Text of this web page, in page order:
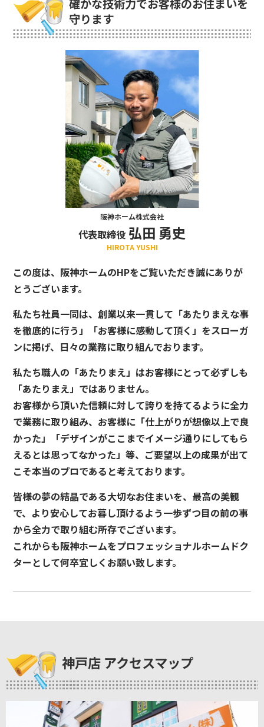
確かな技術力でお客様のお住まいを
守ります
阪神ホーム株式会社
代表取締役 弘田 勇史
HIROTA YUSHI
この度は、阪神ホームのHPをご覧いただき誠にありが
とうございます。
私たち社員一同は、創業以来一貫して「あたりまえな事
を徹底的に行う」「お客様に感動して頂く」をスローガ
ンに掲げ、日々の業務に取り組んでおります。
私たち職人の「あたりまえ」はお客様にとって必ずしも
「あたりまえ」ではありません。
お客様から頂いた信頼に対して誇りを持てるように全力
で業務に取り組み、お客様に「仕上がりが想像以上で良
かった」「デザインがここまでイメージ通りにしてもら
えるとは思ってなかった」等、ご要望以上の成果が出て
こそ本当のプロであると考えております。
皆様の夢の結晶である大切なお住まいを、最高の美観
で、より安心してお暮し頂けるよう一歩ずつ目の前の事
から全力で取り組む所存でございます。
これからも阪神ホームをプロフェッショナルホームドク
ターとして何卒宜しくお願い致します。
神戸店 アクセスマップ